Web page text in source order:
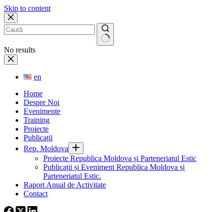
Skip to content
No results
en
Home
Despre Noi
Evenimente
Training
Proiecte
Publicații
Rep. Moldova
Proiecte Republica Moldova și Parteneriatul Estic
Publicații și Eveniment Republica Moldova și
Parteneriatul Estic.
Raport Anual de Activitate
Contact